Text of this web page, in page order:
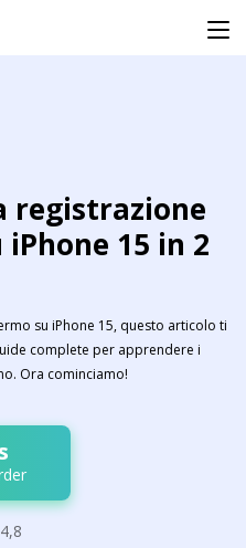
registrazione
15 in 2
su iPhone 15, questo articolo ti
complete per apprendere i
Ora cominciamo!